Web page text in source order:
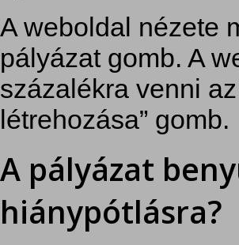
A weboldal nézete
pályázat gomb. A
százalékra venni
létrehozása” gomb.
A pályázat
hiánypótlásra?